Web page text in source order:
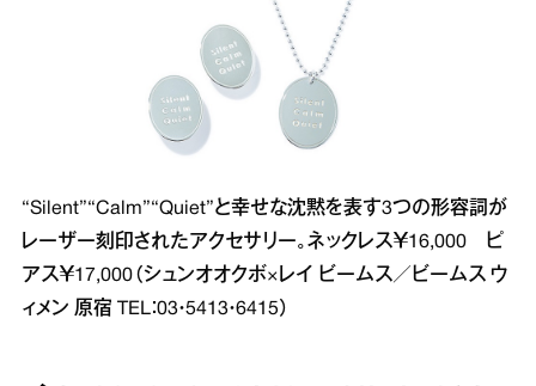
“Silent”“Calm”“Quiet”と幸せな沈黙を表す3つの形容詞が
レーザー刻印されたアクセサリー。ネックレス￥16,000 ピ
アス￥17,000（シュンオオクボ×レイ ビームス／ビームス ウ
ィメン 原宿 TEL：03・5413・6415）